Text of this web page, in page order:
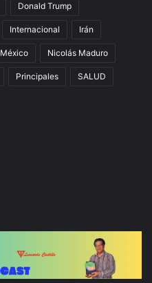
Donald Trump
Internacional Irán
México Nicolás Maduro
Principales SALUD